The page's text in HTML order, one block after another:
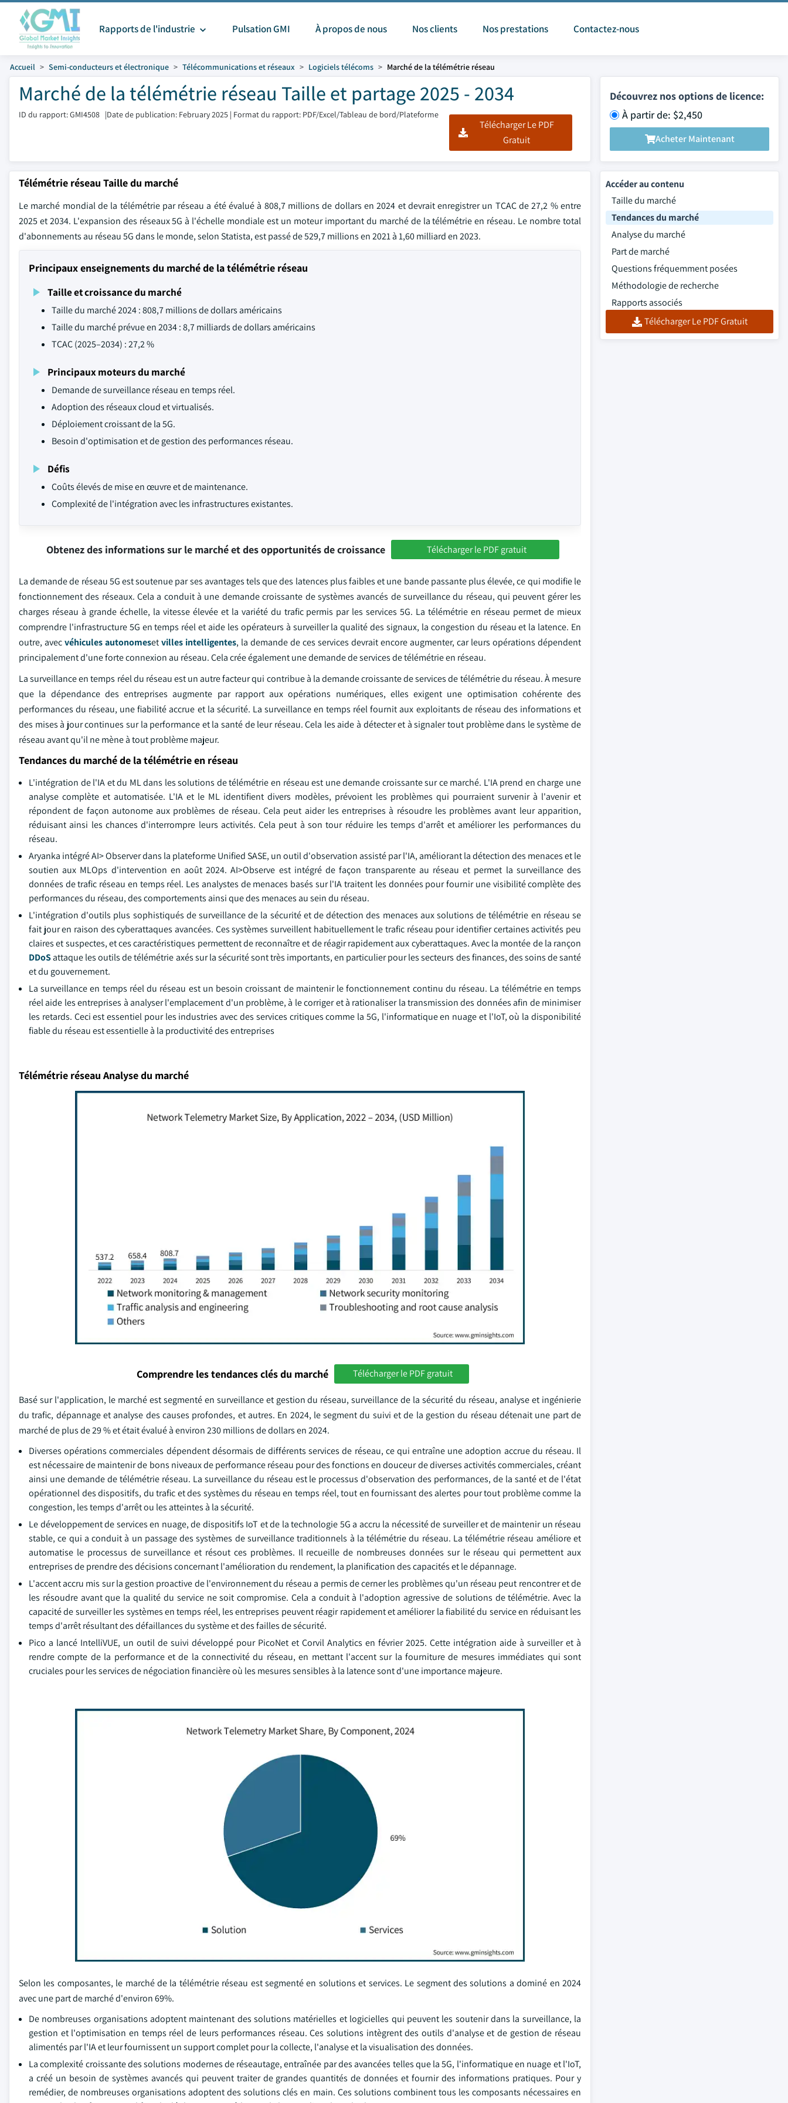
Rapports de l'industrie Pulsation GMI À propos de nous Nos clients Nos prestations Contactez-nous
Accueil Semi-conducteurs et électronique Télécommunications et réseaux Logiciels télécoms Marché de la télémétrie réseau
Marché de la télémétrie réseau Taille et partage 2025 - 2034
ID du rapport: GMI4508 |Date de publication: February 2025 | Format du rapport: PDF/Excel/Tableau de bord/Plateforme
Télécharger Le PDF
Gratuit
Découvrez nos options de licence:
À partir de: $2,450
Acheter Maintenant
Télémétrie réseau Taille du marché
Le marché mondial de la télémétrie par réseau a été évalué à 808,7 millions de dollars en 2024 et devrait enregistrer un TCAC de 27,2 % entre
2025 et 2034. L'expansion des réseaux 5G à l'échelle mondiale est un moteur important du marché de la télémétrie en réseau. Le nombre total
d'abonnements au réseau 5G dans le monde, selon Statista, est passé de 529,7 millions en 2021 à 1,60 milliard en 2023.
Principaux enseignements du marché de la télémétrie réseau
Taille et croissance du marché
Taille du marché 2024 : 808,7 millions de dollars américains
Taille du marché prévue en 2034 : 8,7 milliards de dollars américains
TCAC (2025–2034) : 27,2 %
Principaux moteurs du marché
Demande de surveillance réseau en temps réel.
Adoption des réseaux cloud et virtualisés.
Déploiement croissant de la 5G.
Besoin d'optimisation et de gestion des performances réseau.
Défis
Coûts élevés de mise en œuvre et de maintenance.
Complexité de l'intégration avec les infrastructures existantes.
Obtenez des informations sur le marché et des opportunités de croissance Télécharger le PDF gratuit
La demande de réseau 5G est soutenue par ses avantages tels que des latences plus faibles et une bande passante plus élevée, ce qui modifie le
fonctionnement des réseaux. Cela a conduit à une demande croissante de systèmes avancés de surveillance du réseau, qui peuvent gérer les
charges réseau à grande échelle, la vitesse élevée et la variété du trafic permis par les services 5G. La télémétrie en réseau permet de mieux
comprendre l'infrastructure 5G en temps réel et aide les opérateurs à surveiller la qualité des signaux, la congestion du réseau et la latence. En
outre, avecvéhicules autonomesetvilles intelligentes, la demande de ces services devrait encore augmenter, car leurs opérations dépendent
principalement d'une forte connexion au réseau. Cela crée également une demande de services de télémétrie en réseau.
La surveillance en temps réel du réseau est un autre facteur qui contribue à la demande croissante de services de télémétrie du réseau. À mesure
que la dépendance des entreprises augmente par rapport aux opérations numériques, elles exigent une optimisation cohérente des
performances du réseau, une fiabilité accrue et la sécurité. La surveillance en temps réel fournit aux exploitants de réseau des informations et
des mises à jour continues sur la performance et la santé de leur réseau. Cela les aide à détecter et à signaler tout problème dans le système de
réseau avant qu'il ne mène à tout problème majeur.
Tendances du marché de la télémétrie en réseau
L'intégration de l'IA et du ML dans les solutions de télémétrie en réseau est une demande croissante sur ce marché. L'IA prend en charge une
analyse complète et automatisée. L'IA et le ML identifient divers modèles, prévoient les problèmes qui pourraient survenir à l'avenir et
répondent de façon autonome aux problèmes de réseau. Cela peut aider les entreprises à résoudre les problèmes avant leur apparition,
réduisant ainsi les chances d'interrompre leurs activités. Cela peut à son tour réduire les temps d'arrêt et améliorer les performances du
réseau.
Aryanka intégré AI> Observer dans la plateforme Unified SASE, un outil d'observation assisté par l'IA, améliorant la détection des menaces et le
soutien aux MLOps d'intervention en août 2024. AI>Observe est intégré de façon transparente au réseau et permet la surveillance des
données de trafic réseau en temps réel. Les analystes de menaces basés sur l'IA traitent les données pour fournir une visibilité complète des
performances du réseau, des comportements ainsi que des menaces au sein du réseau.
L'intégration d'outils plus sophistiqués de surveillance de la sécurité et de détection des menaces aux solutions de télémétrie en réseau se
fait jour en raison des cyberattaques avancées. Ces systèmes surveillent habituellement le trafic réseau pour identifier certaines activités peu
claires et suspectes, et ces caractéristiques permettent de reconnaître et de réagir rapidement aux cyberattaques. Avec la montée de la rançon
DDoSattaque les outils de télémétrie axés sur la sécurité sont très importants, en particulier pour les secteurs des finances, des soins de santé
et du gouvernement.
La surveillance en temps réel du réseau est un besoin croissant de maintenir le fonctionnement continu du réseau. La télémétrie en temps
réel aide les entreprises à analyser l'emplacement d'un problème, à le corriger et à rationaliser la transmission des données afin de minimiser
les retards. Ceci est essentiel pour les industries avec des services critiques comme la 5G, l'informatique en nuage et l'IoT, où la disponibilité
fiable du réseau est essentielle à la productivité des entreprises
Télémétrie réseau Analyse du marché
Comprendre les tendances clés du marché Télécharger le PDF gratuit
Basé sur l'application, le marché est segmenté en surveillance et gestion du réseau, surveillance de la sécurité du réseau, analyse et ingénierie
du trafic, dépannage et analyse des causes profondes, et autres. En 2024, le segment du suivi et de la gestion du réseau détenait une part de
marché de plus de 29 % et était évalué à environ 230 millions de dollars en 2024.
Diverses opérations commerciales dépendent désormais de différents services de réseau, ce qui entraîne une adoption accrue du réseau. Il
est nécessaire de maintenir de bons niveaux de performance réseau pour des fonctions en douceur de diverses activités commerciales, créant
ainsi une demande de télémétrie réseau. La surveillance du réseau est le processus d'observation des performances, de la santé et de l'état
opérationnel des dispositifs, du trafic et des systèmes du réseau en temps réel, tout en fournissant des alertes pour tout problème comme la
congestion, les temps d'arrêt ou les atteintes à la sécurité.
Le développement de services en nuage, de dispositifs IoT et de la technologie 5G a accru la nécessité de surveiller et de maintenir un réseau
stable, ce qui a conduit à un passage des systèmes de surveillance traditionnels à la télémétrie du réseau. La télémétrie réseau améliore et
automatise le processus de surveillance et résout ces problèmes. Il recueille de nombreuses données sur le réseau qui permettent aux
entreprises de prendre des décisions concernant l'amélioration du rendement, la planification des capacités et le dépannage.
L'accent accru mis sur la gestion proactive de l'environnement du réseau a permis de cerner les problèmes qu'un réseau peut rencontrer et de
les résoudre avant que la qualité du service ne soit compromise. Cela a conduit à l'adoption agressive de solutions de télémétrie. Avec la
capacité de surveiller les systèmes en temps réel, les entreprises peuvent réagir rapidement et améliorer la fiabilité du service en réduisant les
temps d'arrêt résultant des défaillances du système et des failles de sécurité.
Pico a lancé IntelliVUE, un outil de suivi développé pour PicoNet et Corvil Analytics en février 2025. Cette intégration aide à surveiller et à
rendre compte de la performance et de la connectivité du réseau, en mettant l'accent sur la fourniture de mesures immédiates qui sont
cruciales pour les services de négociation financière où les mesures sensibles à la latence sont d'une importance majeure.
Selon les composantes, le marché de la télémétrie réseau est segmenté en solutions et services. Le segment des solutions a dominé en 2024
avec une part de marché d'environ 69%.
De nombreuses organisations adoptent maintenant des solutions matérielles et logicielles qui peuvent les soutenir dans la surveillance, la
gestion et l'optimisation en temps réel de leurs performances réseau. Ces solutions intègrent des outils d'analyse et de gestion de réseau
alimentés par l'IA et leur fournissent un support complet pour la collecte, l'analyse et la visualisation des données.
La complexité croissante des solutions modernes de réseautage, entraînée par des avancées telles que la 5G, l'informatique en nuage et l'IoT,
a créé un besoin de systèmes avancés qui peuvent traiter de grandes quantités de données et fournir des informations pratiques. Pour y
remédier, de nombreuses organisations adoptent des solutions clés en main. Ces solutions combinent tous les composants nécessaires en
Accéder au contenu
Taille du marché
Tendances du marché
Analyse du marché
Part de marché
Questions fréquemment posées
Méthodologie de recherche
Rapports associés
Télécharger Le PDF Gratuit